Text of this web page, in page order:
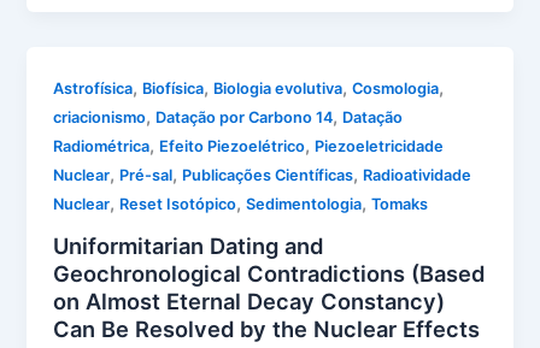
Astrofísica, Biofísica, Biologia evolutiva,Cosmologia,
criacionismo, Datação por Carbono 14, Datação
Radiométrica, Efeito Piezoelétrico, Piezoeletricidade
Nuclear, Pré-sal, Publicações Científicas, Radioatividade
Nuclear, Reset Isotópico,Sedimentologia,Tomaks
Uniformitarian Dating and
Geochronological Contradictions (Based
on Almost Eternal Decay Constancy)
Can Be Resolved by the Nuclear Effects